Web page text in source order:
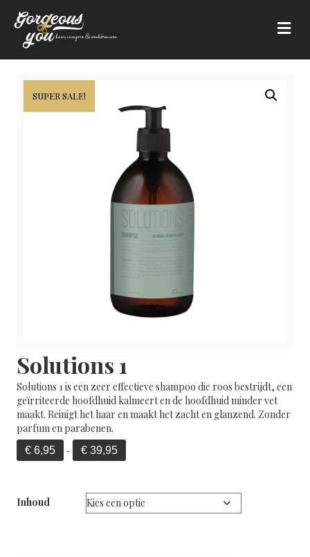
SUPER SALE!
Solutions 1
Solutions 1 is een zeer effectieve shampoo die roos bestrijdt, een
geïrriteerde hoofdhuid kalmeert en de hoofdhuid minder vet
maakt. Reinigt het haar en maakt het zacht en glanzend. Zonder
parfum en parabenen.
€ 6,95 - € 39,95
€ 6,95
Inhoud